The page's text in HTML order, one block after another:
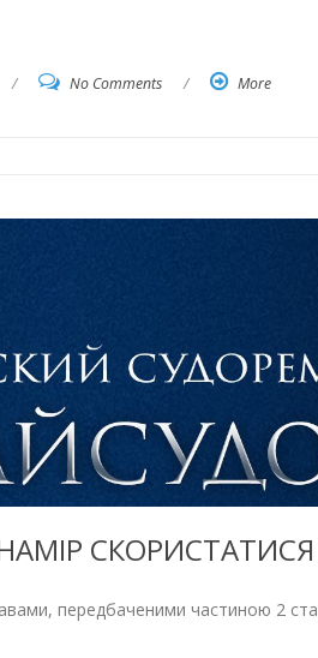
/ No Comments / More
передбаченими частиною 2